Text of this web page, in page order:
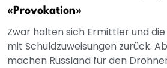
«Provokation»
Zwar halten sich Ermittler und
mit Schuldzuweisungen zurück.
machen Russland für den